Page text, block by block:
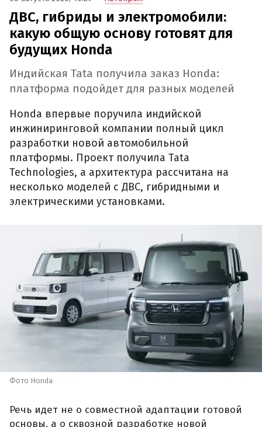
ДВС, гибриды и электромобили:
какую общую основу готовят для
будущих Honda
Индийская Tata получила заказ Honda:
платформа подойдет для разных моделей
Honda впервые поручила индийской
инжиниринговой компании полный цикл
разработки новой автомобильной
платформы. Проект получила Tata
Technologies, а архитектура рассчитана на
несколько моделей с ДВС, гибридными и
электрическими установками.
Фото Honda
Речь идет не о совместной адаптации готовой
основы, а о сквозной разработке новой